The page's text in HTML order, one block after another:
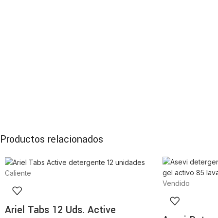
Productos relacionados
Caliente
Ariel Tabs 12 Uds. Active
Vendido